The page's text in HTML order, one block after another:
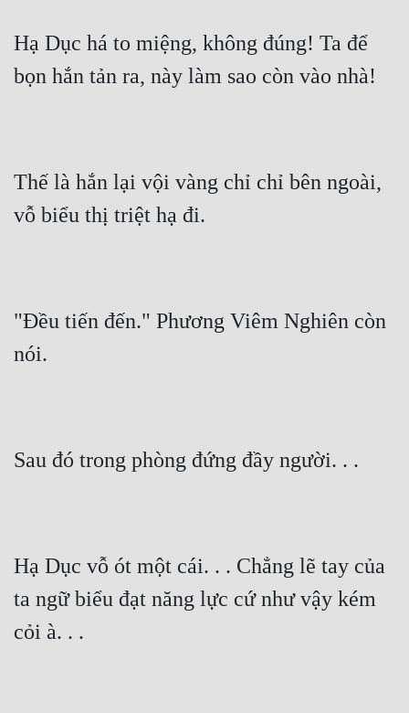
Hạ Dục há to miệng, không đúng! Ta để
bọn hắn tản ra, này làm sao còn vào nhà!
Thế là hắn lại vội vàng chỉ chỉ bên ngoài,
vỗ biểu thị triệt hạ đi.
"Đều tiến đến." Phương Viêm Nghiên còn
nói.
Sau đó trong phòng đứng đầy người. . .
Hạ Dục vỗ ót một cái. . . Chẳng lẽ tay của
ta ngữ biểu đạt năng lực cứ như vậy kém
cỏi à. . .